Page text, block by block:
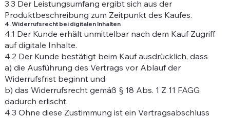
3.3 Der Leistungsumfang ergibt sich aus der
Produktbeschreibung zum Zeitpunkt des Kaufes.
4. Widerrufsrecht bei digitalen Inhalten
4.1 Der Kunde erhält unmittelbar nach dem Kauf Zugriff
auf digitale Inhalte.
4.2 Der Kunde bestätigt beim Kauf ausdrücklich, dass
a) die Ausführung des Vertrags vor Ablauf der
Widerrufsfrist beginnt und
b) das Widerrufsrecht gemäß § 18 Abs. 1 Z 11 FAGG
dadurch erlischt.
4.3 Ohne diese Zustimmung ist ein Vertragsabschluss